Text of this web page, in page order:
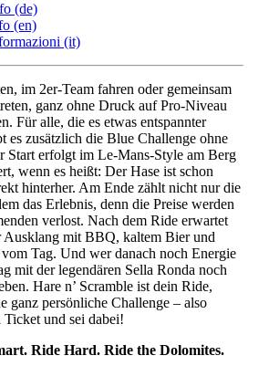
(de)
(en)
(it)
im 2er-Team fahren oder gemeinsam
ganz ohne Druck auf Pro-Niveau
Für alle, die es etwas entspannter
es zusätzlich die Blue Challenge ohne
Start erfolgt im Le-Mans-Style am Berg
wenn es heißt: Der Hase ist schon
hinterher. Am Ende zählt nicht nur die
das Erlebnis, denn die Preise werden
verlost. Nach dem Ride erwartet
Ausklang mit BBQ, kaltem Bier und
Tag. Und wer danach noch Energie
mit der legendären Sella Ronda noch
Hare n’ Scramble ist dein Ride,
ganz persönliche Challenge – also
und sei dabei!
Ride Hard. Ride the Dolomites.